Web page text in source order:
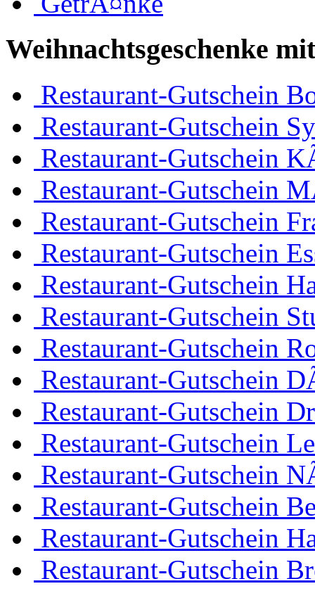
Weihnachtsgeschenke
Restaurant-Gutschein
Restaurant-Gutschein
Restaurant-Gutschein
Restaurant-Gutschein
Restaurant-Gutschein
Restaurant-Gutschein
Restaurant-Gutschein
Restaurant-Gutschein
Restaurant-Gutschein
Restaurant-Gutschein
Restaurant-Gutschein
Restaurant-Gutschein
Restaurant-Gutschein
Restaurant-Gutschein
Restaurant-Gutschein
Restaurant-Gutschein